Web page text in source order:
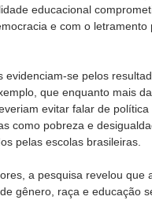
educacional
e com o letramento
se pelos
que enquanto mais
evitar falar de
como pobreza e
pelas escolas brasileiras.
a pesquisa revelou que
gênero, raça e educação